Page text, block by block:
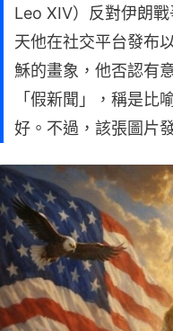
Leo XIV）反對伊朗
天他在社交平台發布
穌的畫象，他否認有
「假新聞」，稱是比
好。不過，該張圖片